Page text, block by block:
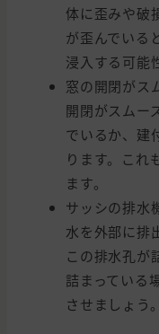
体に歪みや破
が歪んでいる
浸入する可能
窓の開閉がス
開閉がスムー
でいるか、建
ります。これ
ます。
サッシの排水
水を外部に排
この排水孔が
詰まっている
させましょう。